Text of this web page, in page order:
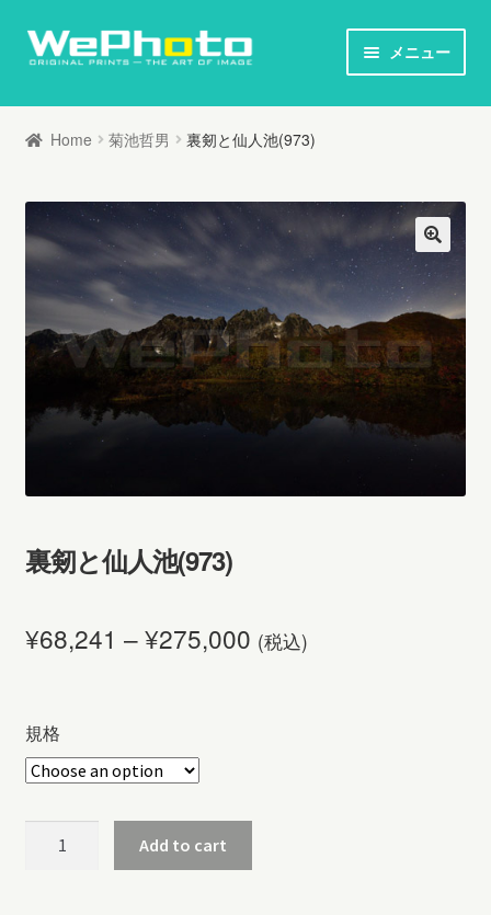
ナ
ゲ
ー
ン
へ
ス
キ
コ
テ
ン
ス
キ
ッ
プ
メニュー
ホーム
お知らせ
写真家列伝
オリジナルプリントとは
Home 菊池哲男 裏剱と仙人池(973)
裏剱と仙人池(973)
¥68,241 –¥275,000 (税込)
規格
Add to cart